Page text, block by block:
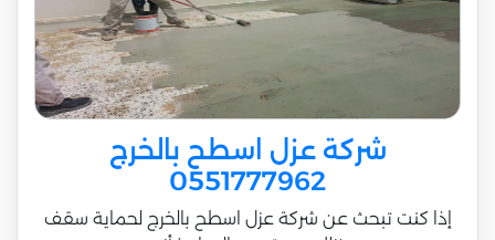
شركة عزل اسطح بالخرج
0551777962
إذا كنت تبحث عن شركة عزل اسطح بالخرج لحماية سقف